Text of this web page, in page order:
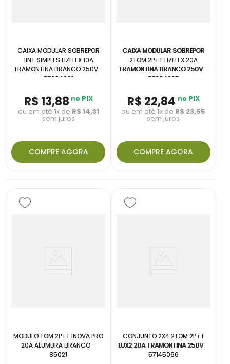
CAIXA MODULAR SOBREPOR
1INT SIMPLES LIZFLEX 10A
TRAMONTINA BRANCO 250V -
57304001
R$ 13,88 no PIX
ou em até 1x de R$ 14,31
sem juros
COMPRE AGORA
CAIXA MODULAR SOBREPOR
2TOM 2P+T LIZFLEX 20A
TRAMONTINA BRANCO 250V -
57304025
R$ 22,84 no PIX
ou em até1x de R$ 23,55
sem juros
COMPRE AGORA
MODULO TOM 2P+T INOVA PRO
20A ALUMBRA BRANCO -
85021
CONJUNTO 2X4 2TOM 2P+T
LUX2 20A TRAMONTINA 250V -
57145066